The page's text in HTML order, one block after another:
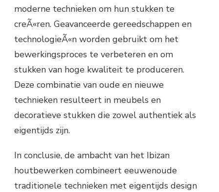
moderne technieken om hun stukken te
creÃ«ren. Geavanceerde gereedschappen en
technologieÃ«n worden gebruikt om het
bewerkingsproces te verbeteren en om
stukken van hoge kwaliteit te produceren.
Deze combinatie van oude en nieuwe
technieken resulteert in meubels en
decoratieve stukken die zowel authentiek als
eigentijds zijn.
In conclusie, de ambacht van het Ibizan
houtbewerken combineert eeuwenoude
traditionele technieken met eigentijds design